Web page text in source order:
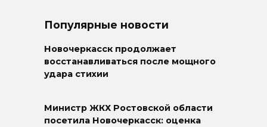
Популярные новости
Новочеркасск продолжает
восстанавливаться после мощного
удара стихии
Министр ЖКХ Ростовской области
посетила Новочеркасск: оценка